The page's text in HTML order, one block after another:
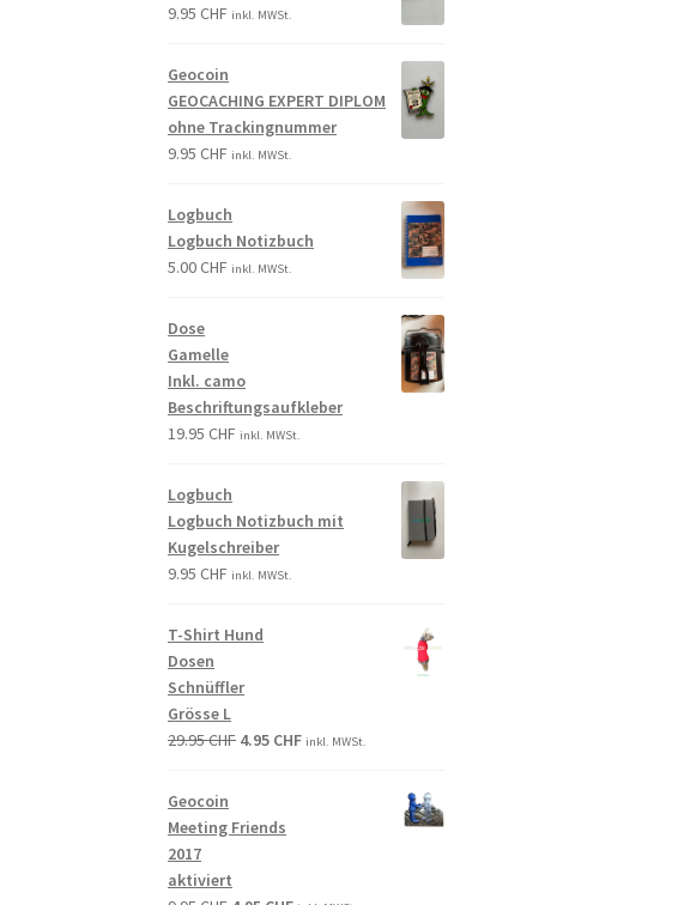
9.95CHF inkl. MWSt.
Geocoin
GEOCACHING EXPERT DIPLOM
ohne Trackingnummer
9.95CHF inkl. MWSt.
Logbuch
Logbuch Notizbuch
5.00CHF inkl. MWSt.
Dose
Gamelle
Inkl. camo
Beschriftungsaufkleber
19.95CHF inkl. MWSt.
Logbuch
Logbuch Notizbuch mit
Kugelschreiber
9.95CHF inkl. MWSt.
T-Shirt Hund
Dosen
Schnüffler
Grösse L
29.95CHF 4.95 CHF inkl. MWSt.
Geocoin
Meeting Friends
2017
aktiviert